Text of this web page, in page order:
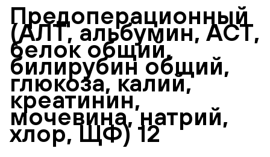
Предоперационный
(АЛТ, альбумин, АСТ,
белок общий,
билирубин общий,
глюкоза, калий,
креатинин,
мочевина, натрий,
хлор, ЩФ) 12